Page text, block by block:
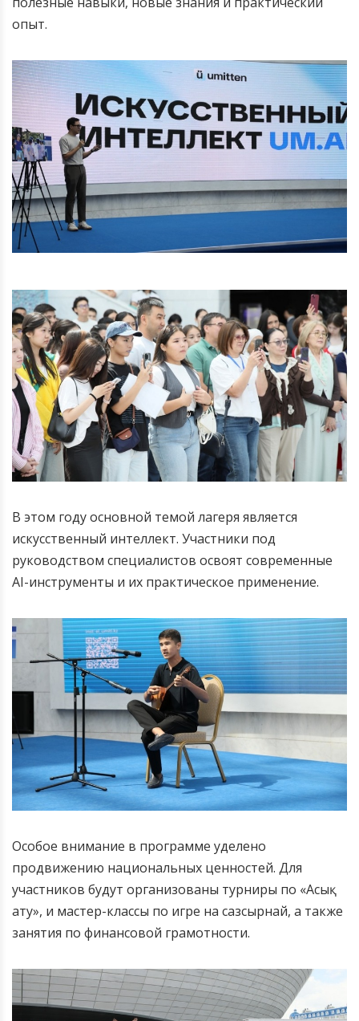
опыт.
В этом году основной темой лагеря является
искусственный интеллект. Участники под
руководством специалистов освоят современные
AI-инструменты и их практическое применение.
Особое внимание в программе уделено
продвижению национальных ценностей. Для
участников будут организованы турниры по «Асық
ату», и мастер-классы по игре на сазсырнай, а также
занятия по финансовой грамотности.